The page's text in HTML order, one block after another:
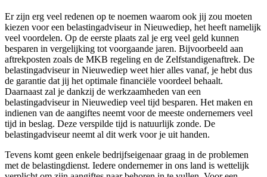
Er zijn erg veel redenen op te noemen waarom ook jij zou moeten
kiezen voor een belastingadviseur in Nieuwediep, het heeft namelijk
veel voordelen. Op de eerste plaats zal je erg veel geld kunnen
besparen in vergelijking tot voorgaande jaren. Bijvoorbeeld aan
aftrekposten zoals de MKB regeling en de Zelfstandigenaftrek. De
belastingadviseur in Nieuwediep weet hier alles vanaf, je hebt dus
de garantie dat jij het optimale financiële voordeel behaalt.
Daarnaast zal je dankzij de werkzaamheden van een
belastingadviseur in Nieuwediep veel tijd besparen. Het maken en
indienen van de aangiftes neemt voor de meeste ondernemers veel
tijd in beslag. Deze verspilde tijd is natuurlijk zonde. De
belastingadviseur neemt al dit werk voor je uit handen.
Tevens komt geen enkele bedrijfseigenaar graag in de problemen
met de belastingdienst. Iedere ondernemer in ons land is wettelijk